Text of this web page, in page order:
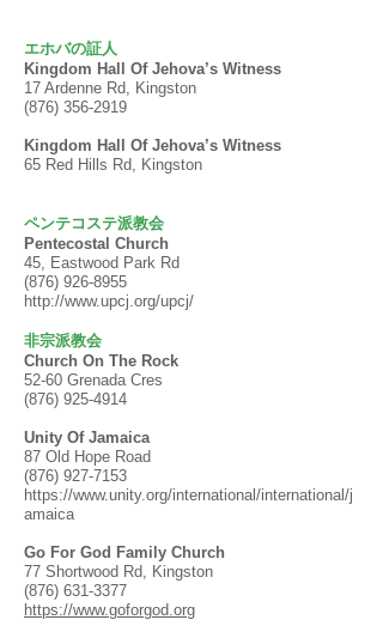
エホバの証人
Kingdom Hall Of Jehova’s Witness
17 Ardenne Rd, Kingston
(876) 356-2919
Kingdom Hall Of Jehova’s Witness
65 Red Hills Rd, Kingston
ペンテコステ派教会
Pentecostal Church
45, Eastwood Park Rd
(876) 926-8955
http://www.upcj.org/upcj/
非宗派教会
Church On The Rock
52-60 Grenada Cres
(876) 925-4914
Unity Of Jamaica
87 Old Hope Road
(876) 927-7153
https://www.unity.org/international/international/j
amaica
Go For God Family Church
77 Shortwood Rd, Kingston
(876) 631-3377
https://www.goforgod.org